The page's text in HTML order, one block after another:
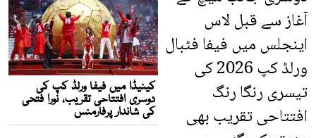
آغاز سے قبل لاس
اینجلس میں فیفا فٹبال
ورلڈ کپ 2026 کی
تیسری رنگا رنگ
افتتاحی تقریب بھی